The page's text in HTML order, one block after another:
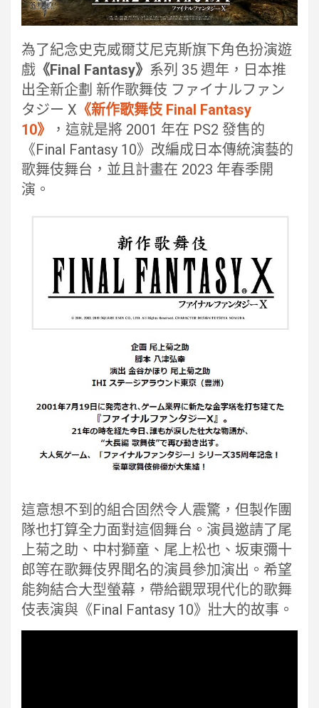
為了紀念史克威爾艾尼克斯旗下角色扮演遊
戲 《Final Fantasy》 系列 35 週年，日本推
出全新企劃 新作歌舞伎 ファイナルファン
タジー X 《新作歌舞伎 Final Fantasy
10》
，這就是將 2001 年在 PS2 發售的
《Final Fantasy 10》改編成日本傳統演藝的
歌舞伎舞台，並且計畫在 2023 年春季開
演。
這意想不到的組合固然令人震驚，但製作團
隊也打算全力面對這個舞台。演員邀請了尾
上菊之助、中村獅童、尾上松也、坂東彌十
郎等在歌舞伎界聞名的演員參加演出。希望
能夠結合大型螢幕，帶給觀眾現代化的歌舞
伎表演與《Final Fantasy 10》壯大的故事。